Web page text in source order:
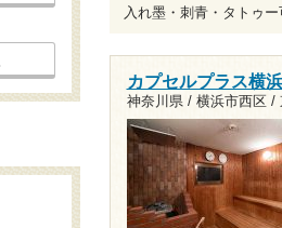
入れ墨・刺青・タトゥー
カプセルプラス横
神奈川県 / 横浜市西区 /